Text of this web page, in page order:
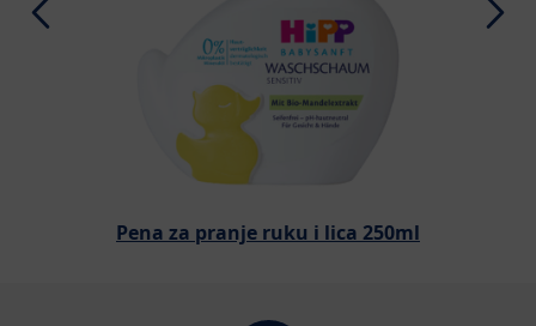
Pena za pranje ruku i lica 250ml